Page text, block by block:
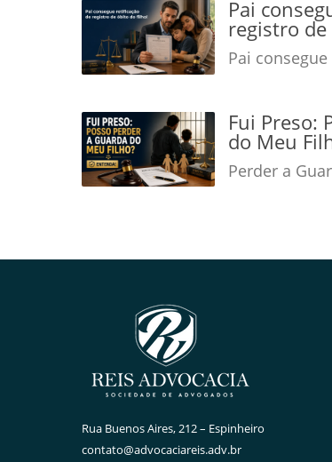
Pai
registro
Pai
Fui Preso:
do Meu
Perder a
Rua Buenos Aires, 212 – Espinheiro
contato@advocaciareis.adv.br